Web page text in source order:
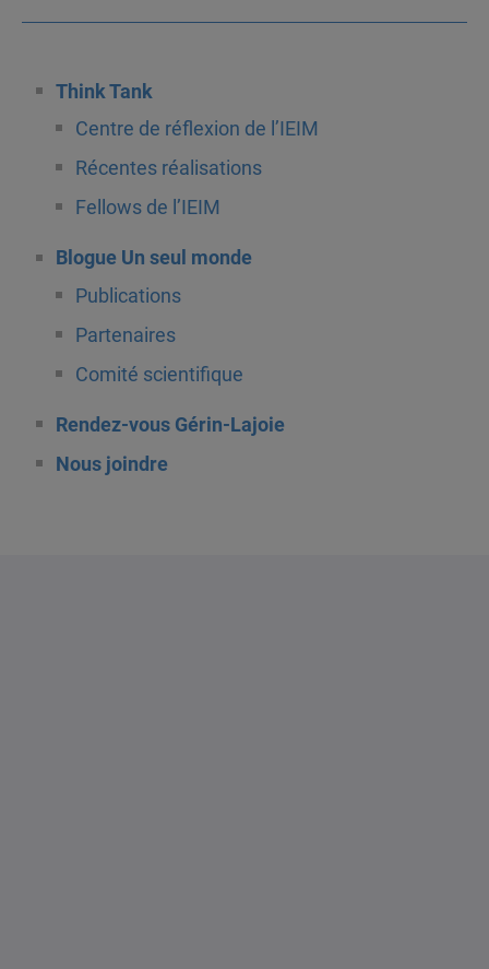
Think Tank
Centre de réflexion de l’IEIM
Récentes réalisations
Fellows de l’IEIM
Blogue Un seul monde
Publications
Partenaires
Comité scientifique
Rendez-vous Gérin-Lajoie
Nous joindre